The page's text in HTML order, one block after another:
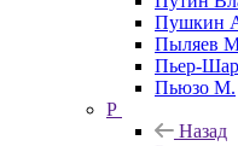
Пушкин
Пыляев
Пьер-
Пьюзо М.
Р
Назад